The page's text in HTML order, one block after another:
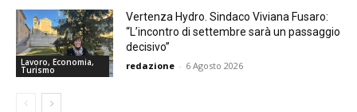
Lavoro, Economia,
Turismo
Vertenza Hydro. Sindaco Viviana Fusaro:
“L’incontro di settembre sarà un passaggio
decisivo”
redazione - 6 Agosto 2026